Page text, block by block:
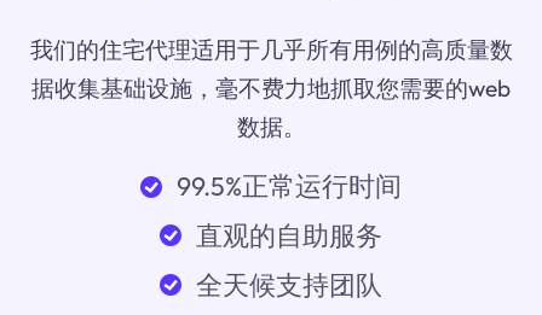
我们的住宅代理适用于几乎所有用例的高质量数
据收集基础设施，毫不费力地抓取您需要的web
数据。
99.5%正常运行时间
直观的自助服务
全天候支持团队